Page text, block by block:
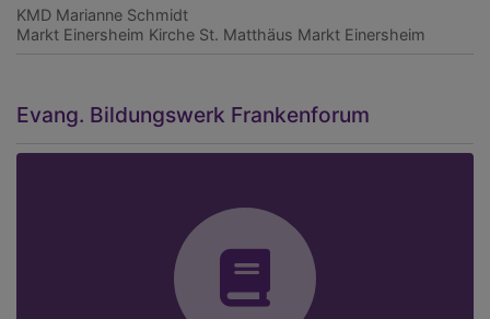
KMD Marianne Schmidt
Markt Einersheim Kirche St. Matthäus Markt Einersheim
Evang. Bildungswerk Frankenforum